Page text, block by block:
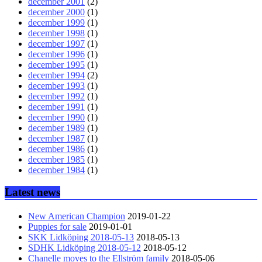
december 2000 (1)
december 1999 (1)
december 1998 (1)
december 1997 (1)
december 1996 (1)
december 1995 (1)
december 1994 (2)
december 1993 (1)
december 1992 (1)
december 1991 (1)
december 1990 (1)
december 1989 (1)
december 1987 (1)
december 1986 (1)
december 1985 (1)
december 1984 (1)
Latest news
New American Champion 2019-01-22
Puppies for sale 2019-01-01
SKK Lidköping 2018-05-13 2018-05-13
SDHK Lidköping 2018-05-12 2018-05-12
Chanelle moves to the Ellström family 2018-05-06